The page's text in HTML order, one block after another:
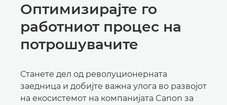
Оптимизирајте го
работниот процес на
потрошувачите
Станете дел од револуционерната
заедница и добијте важна улога во развојот
на екосистемот на компанијата Canon за